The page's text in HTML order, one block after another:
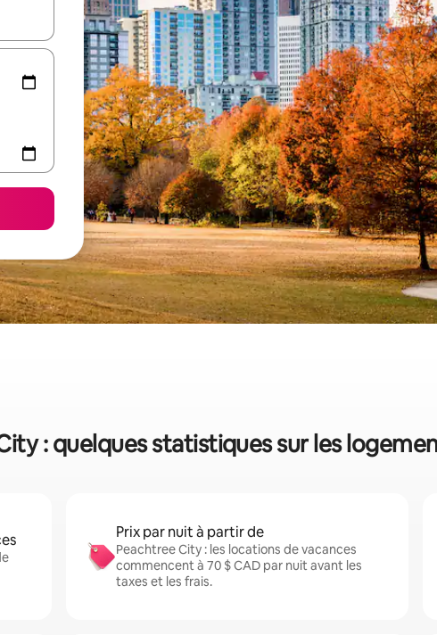
en utilisant les flèches vers le haut et vers le bas, ou en appuyant
: quelques statistiques sur les
Prix par nuit à partir de
Peachtree City : les locations de vacances
commencent à 70 $ CAD par nuit avant les
taxes et les frais.